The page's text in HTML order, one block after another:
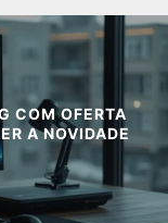
COM OFERTA
A NOVIDADE